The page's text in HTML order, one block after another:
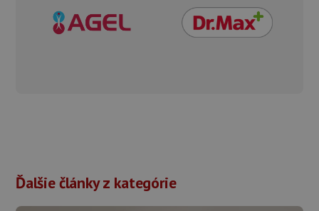
Ďalšie články z kategórie